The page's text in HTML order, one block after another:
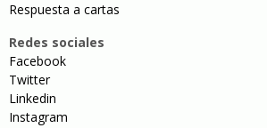
Respuesta a cartas
Redes sociales
Facebook
Twitter
Linkedin
Instagram